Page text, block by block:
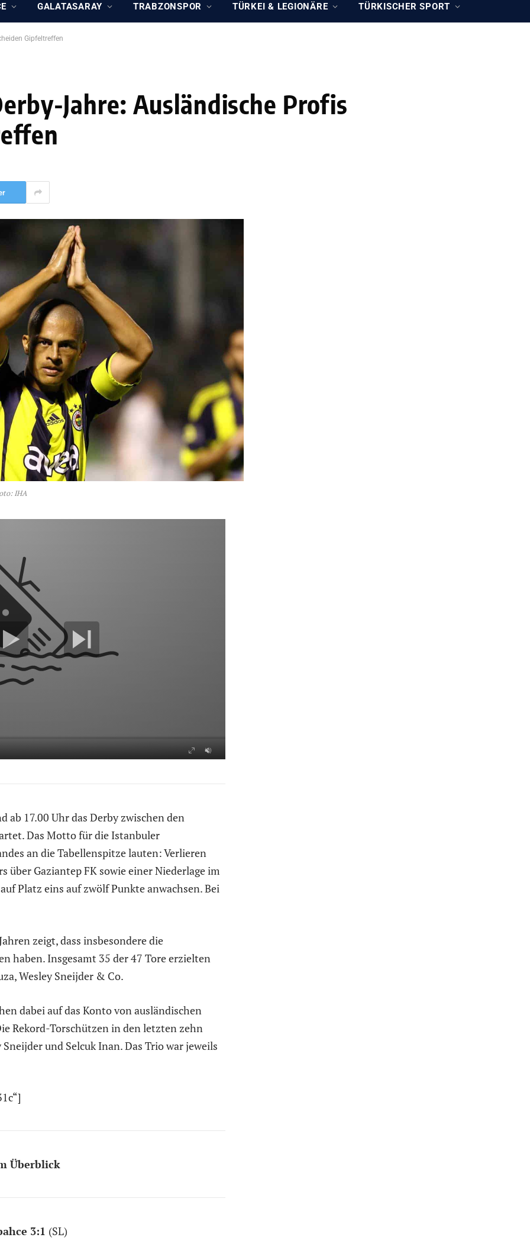
GALATASARAY TRABZONSPOR TÜRKEI & LEGIONÄRE TÜRKISCHER SPORT
Gipfeltreffen
Jahre: Ausländische Profis
IHA
ab 17.00 Uhr das Derby zwischen den
Das Motto für die Istanbuler
an die Tabellenspitze lauten: Verlieren
über Gaziantep FK sowie einer Niederlage im
Platz eins auf zwölf Punkte anwachsen. Bei
zeigt, dass insbesondere die
haben. Insgesamt 35 der 47 Tore erzielten
Wesley Sneijder & Co.
dabei auf das Konto von ausländischen
Rekord-Torschützen in den letzten zehn
und Selcuk Inan. Das Trio war jeweils
Überblick
3:1 (SL)